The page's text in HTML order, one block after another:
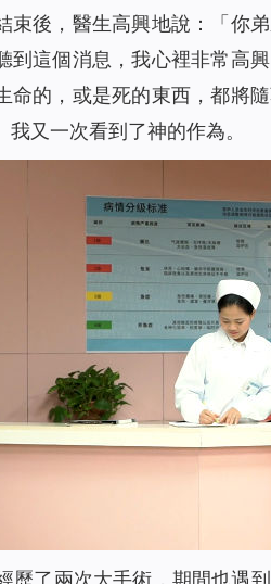
束後，醫生高興地說：「你
到這個消息，我心裡非常高
命的，或是死的東西，都將
我又一次看到了神的作為。
歷了兩次大手術，期間也遇